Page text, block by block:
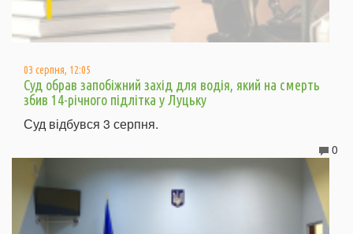
03 серпня, 12:05
Суд обрав запобіжний захід для водія, який на смерть
збив 14-річного підлітка у Луцьку
Суд відбувся 3 серпня.
0